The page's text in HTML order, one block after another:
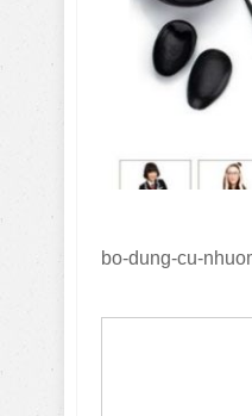
bo-dung-cu-